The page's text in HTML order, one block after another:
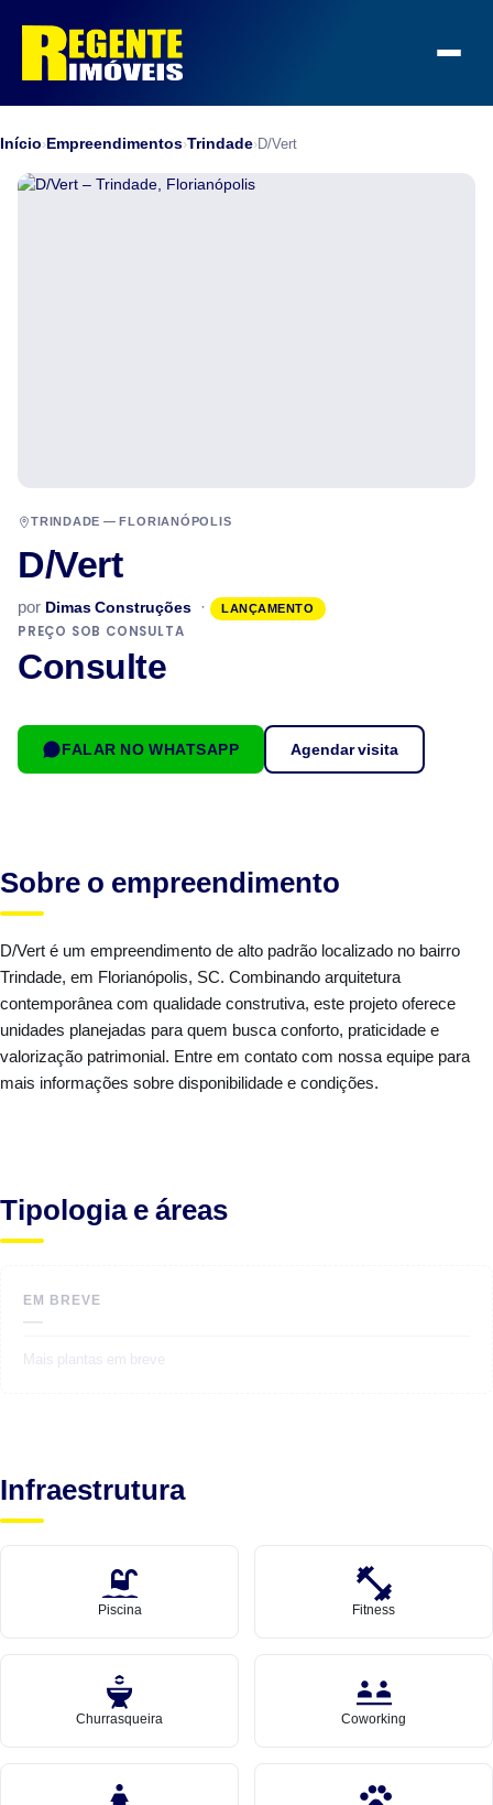
Início›Empreendimentos›Trindade›D/Vert
TRINDADE — FLORIANÓPOLIS
D/Vert
por Dimas Construções ·
LANÇAMENTO
PREÇO SOB CONSULTA
Consulte
FALAR NO WHATSAPP Agendar visita
Sobre o empreendimento
D/Vert é um empreendimento de alto padrão localizado no bairro
Trindade, em Florianópolis, SC. Combinando arquitetura
contemporânea com qualidade construtiva, este projeto oferece
unidades planejadas para quem busca conforto, praticidade e
valorização patrimonial. Entre em contato com nossa equipe para
mais informações sobre disponibilidade e condições.
Tipologia e áreas
EM BREVE
—
Mais plantas em breve
Infraestrutura
Piscina Fitness
Churrasqueira Coworking